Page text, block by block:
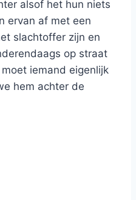
alsof het hun niets
ervan af met een
slachtoffer zijn en
op straat
iemand eigenlijk
hem achter de